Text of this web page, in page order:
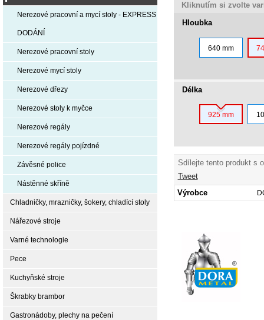
Kliknutím si zvolte
Hloubka
640 mm
Délka
925 mm
Sdílejte tento produkt s
Tweet
Výrobce
Nerezové pracovní a mycí stoly - EXPRESS
DODÁNÍ
Nerezové pracovní stoly
Nerezové mycí stoly
Nerezové dřezy
Nerezové stoly k myčce
Nerezové regály
Nerezové regály pojízdné
Závěsné police
Nástěnné skříně
Chladničky, mrazničky, šokery, chladící stoly
Nářezové stroje
Varné technologie
Pece
Kuchyňské stroje
Škrabky brambor
Gastronádoby, plechy na pečení